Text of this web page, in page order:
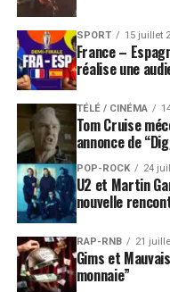
SPORT 15 juillet
France –
réalise une
TÉLÉ / CINÉMA
Tom Cruise
annonce de
POP-ROCK 24
U2 et Martin
nouvelle
RAP-RNB 21
Gims et
monnaie”